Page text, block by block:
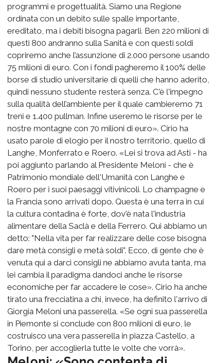
programmi e progettualità. Siamo una Regione
ordinata con un debito sulle spalle importante,
ereditato, ma i debiti bisogna pagarli. Ben 220 milioni di
questi 800 andranno sulla Sanità e con questi soldi
copriremo anche l’assunzione di 2.000 persone usando
75 milioni di euro. Con i fondi pagheremo il 100% delle
borse di studio universitarie di quelli che hanno aderito,
quindi nessuno studente resterà senza. C'è l'impegno
sulla qualità dell’ambiente per il quale cambieremo 71
treni e 1.400 pullman. Infine useremo le risorse per le
nostre montagne con 70 milioni di euro». Cirio ha
usato parole di elogio per il nostro territorio, quello di
Langhe, Monferrato e Roero. «Lei si trova ad Asti - ha
poi aggiunto parlando al Presidente Meloni - che è
Patrimonio mondiale dell'Umanità con Langhe e
Roero per i suoi paesaggi vitivinicoli. Lo champagne e
la Francia sono arrivati dopo. Questa è una terra in cui
la cultura contadina è forte, dov'è nata l'industria
alimentare della Saclà e della Ferrero. Qui abbiamo un
detto: "Nella vita per far realizzare delle cose bisogna
dare metà consigli e metà soldi". Ecco, di gente che è
venuta qui a darci consigli ne abbiamo avuta tanta, ma
lei cambia il paradigma dandoci anche le risorse
economiche per far accadere le cose». Cirio ha anche
tirato una frecciatina a chi, invece, ha definito l'arrivo di
Giorgia Meloni una passerella. «Se ogni sua passerella
in Piemonte si conclude con 800 milioni di euro, le
costruisco una vera passerella in piazza Castello, a
Torino, per accoglierla tutte le volte che vorrà».